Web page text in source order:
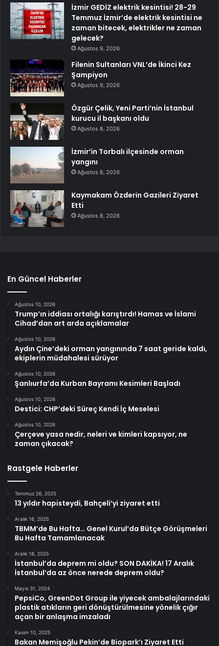
İzmir GEDİZ elektrik kesintisi! 28-29
Temmuz İzmir’de elektrik kesintisi ne
zaman bitecek, elektrikler ne zaman
gelecek?
Ağustos 9, 2026
Filenin Sultanları VNL’de İkinci Kez
Şampiyon
Ağustos 9, 2026
Özgür Çelik, Yeni Parti’nin İstanbul
kurucu il başkanı oldu
Ağustos 8, 2026
İzmir’in Torbalı ilçesinde orman
yangını
Ağustos 8, 2026
Kaymakam Özderin Gazileri Ziyaret
Etti
Ağustos 8, 2026
En Güncel Haberler
Ağustos 10, 2026
Trump’ın iddiası ortalığı karıştırdı! Hamas ve İslami
Cihad’dan art arda açıklamalar
Ağustos 10, 2026
Aydın Çine’deki orman yangınında 7 saat geride kaldı,
ekiplerin müdahalesi sürüyor
Ağustos 10, 2026
Şanlıurfa’da Kurban Bayramı Kesimleri Başladı
Ağustos 10, 2026
Destici: CHP’deki Süreç Kendi İç Meselesi
Ağustos 10, 2026
Çerçeve yasa nedir, neleri ve kimleri kapsıyor, ne
zaman çıkacak?
Rastgele Haberler
Temmuz 26, 2025
13 yıldır hapisteydi, Bahçeli’yi ziyaret etti
Aralık 16, 2025
TBMM’de Bu Hafta… Genel Kurul’da Bütçe Görüşmeleri
Bu Hafta Tamamlanacak
Aralık 18, 2025
İstanbul’da deprem mi oldu? SON DAKİKA! 17 Aralık
İstanbul’da az önce nerede deprem oldu?
Mayıs 31, 2024
PepsiCo, GreenDot Group ile yiyecek ambalajlarındaki
plastik atıkların geri dönüştürülmesine yönelik çığır
açan bir anlaşma imzaladı
Kasım 10, 2025
Bakan Memişoğlu Pekin’de Biopark’ı Ziyaret Etti